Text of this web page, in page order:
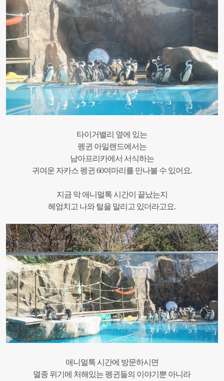
타이거밸리 옆에 있는
펭귄 아일랜드에서는
남아프리카에서 서식하는
귀여운 자카스 펭귄 60여마리를 만나볼 수 있어요.
지금 막 애니멀톡 시간이 끝났는지
헤엄치고 나와 털을 말리고 있더라고요.
애니멀톡 시간에 방문하시면
멸종 위기에 처해있는 펭귄들의 이야기뿐 아니라